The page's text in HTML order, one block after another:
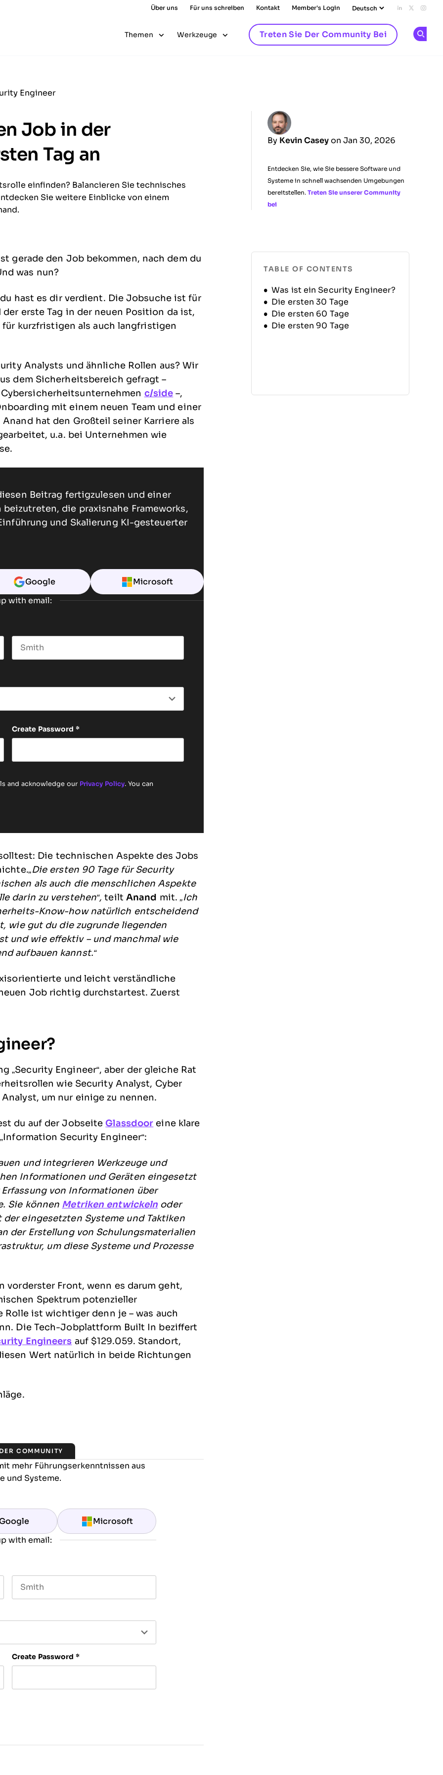
Über uns Für uns schreiben Kontakt Member's Login Add us on
Follow
Themen Werkzeuge Treten Sie Der Community Bei
Job in der
Tag an
By Kevin Casey on Jan 30, 2026
Entdecken Sie, wie Sie bessere Software und
Systeme in schnell wachsenden Umgebungen
bereitstellen. Treten Sie unserer Community
bei
Engineer
einfinden? Balancieren Sie technisches
Sie weitere Einblicke von einem
gerade den Job bekommen, nach dem du
was nun?
hast es dir verdient. Die Jobsuche ist für
erste Tag in der neuen Position da ist,
kurzfristigen als auch langfristigen
Analysts und ähnliche Rollen aus? Wir
dem Sicherheitsbereich gefragt –
c/side –,
mit einem neuen Team und einer
hat den Großteil seiner Karriere als
u.a. bei Unternehmen wie
Beitrag fertigzulesen und einer
die praxisnahe Frameworks,
und Skalierung KI-gesteuerter
Google Microsoft
with email:
Create Password *
and acknowledge our Privacy Policy. You can
Die technischen Aspekte des Jobs
„Die ersten 90 Tage für Security
als auch die menschlichen Aspekte
darin zu verstehen“, teilt Anand mit.„Ich
Know-how natürlich entscheidend
wie gut du die zugrunde liegenden
und wie effektiv – und manchmal wie
aufbauen kannst.“
und leicht verständliche
Job richtig durchstartest. Zuerst
„Security Engineer“, aber der gleiche Rat
wie Security Analyst, Cyber
um nur einige zu nennen.
du auf der JobseiteGlassdoor eine klare
Security Engineer“:
und integrieren Werkzeuge und
Informationen und Geräten eingesetzt
von Informationen über
Sie können Metriken entwickeln oder
eingesetzten Systeme und Taktiken
der Erstellung von Schulungsmaterialien
um diese Systeme und Prozesse
vorderster Front, wenn es darum geht,
Spektrum potenzieller
ist wichtiger denn je – was auch
Die Tech-Jobplattform Built In beziffert
Engineers auf $129.059. Standort,
Wert natürlich in beide Richtungen
COMMUNITY
mehr Führungserkenntnissen aus
und Systeme.
Microsoft
with email:
Create Password *
TABLE OF CONTENTS
Was ist ein Security Engineer?
Die ersten 30 Tage
Die ersten 60 Tage
Die ersten 90 Tage